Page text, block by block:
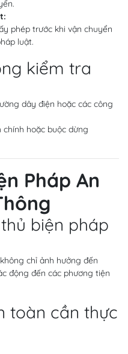
phép trước khi vận chuyển
luật.
kiểm tra
dây điện hoặc các công
hoặc buộc dừng
Pháp An
biện pháp
chỉ ảnh hưởng đến
động đến các phương tiện
toàn cần thực